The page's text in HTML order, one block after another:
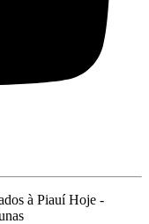
à Piauí Hoje -